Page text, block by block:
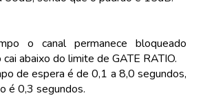
o canal permanece bloqueado
abaixo do limite de GATE RATIO.
de espera é de 0,1 a 8,0 segundos,
é 0,3 segundos.